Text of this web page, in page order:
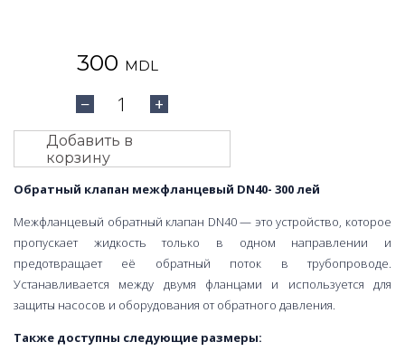
300 MDL
− 1 +
Добавить в
корзину
Обратный клапан межфланцевый DN40- 300 лей
Межфланцевый обратный клапан DN40 — это устройство, которое
пропускает жидкость только в одном направлении и
предотвращает её обратный поток в трубопроводе.
Устанавливается между двумя фланцами и используется для
защиты насосов и оборудования от обратного давления.
Также доступны следующие размеры: